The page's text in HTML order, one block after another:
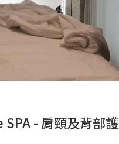
- 肩頸及背部護